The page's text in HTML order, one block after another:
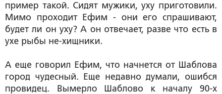
пример такой. Сидят мужики, уху приготовили.
Мимо проходит Ефим - они его спрашивают,
будет ли он уху? А он отвечает, разве что есть в
ухе рыбы не-хищники.
А еще говорил Ефим, что начнется от Шаблова
город чудесный. Еще недавно думали, ошибся
провидец. Вымерло Шаблово к началу 90-х